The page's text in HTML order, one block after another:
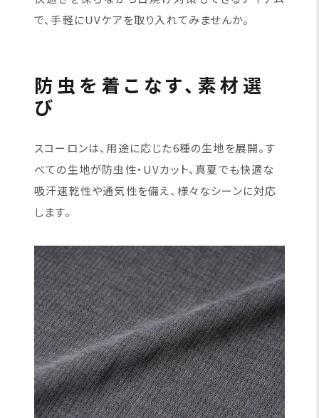
で、手軽にUVケアを取り入れてみませんか。
防虫を着こなす、素材選
び
スコーロンは、用途に応じた6種の生地を展開。す
べての生地が防虫性・UVカット、真夏でも快適な
吸汗速乾性や通気性を備え、様々なシーンに対応
します。